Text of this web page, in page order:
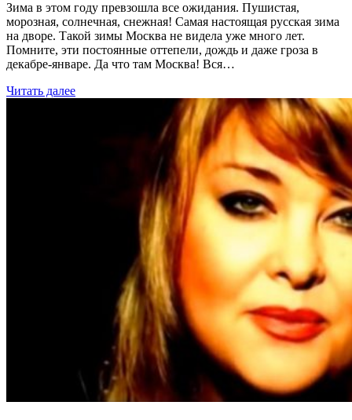
Зима в этом году превзошла все ожидания. Пушистая,
морозная, солнечная, снежная! Самая настоящая русская зима
на дворе. Такой зимы Москва не видела уже много лет.
Помните, эти постоянные оттепели, дождь и даже гроза в
декабре-январе. Да что там Москва! Вся…
Читать далее